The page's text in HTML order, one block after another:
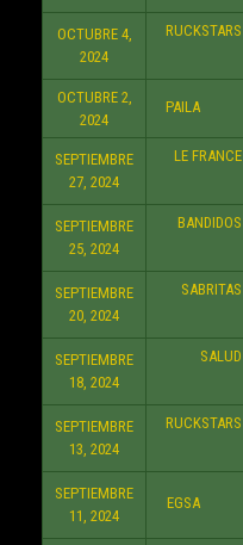
OCTUBRE 4,
2024
RUCKSTARS
OCTUBRE 2,
2024
PAILA
SEPTIEMBRE
27, 2024
LE FRANCE
SEPTIEMBRE
25, 2024
BANDIDOS
SEPTIEMBRE
20, 2024
SABRITAS
SEPTIEMBRE
18, 2024
SALUD
SEPTIEMBRE
13, 2024
RUCKSTARS
SEPTIEMBRE
11, 2024
EGSA